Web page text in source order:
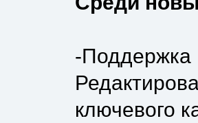
-Поддержка
ключевого